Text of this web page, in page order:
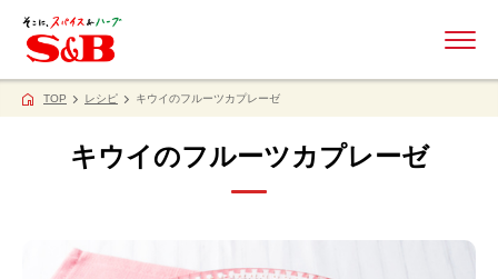
TOP レシピ キウイのフルーツカプレーゼ
キウイのフルーツカプレーゼ